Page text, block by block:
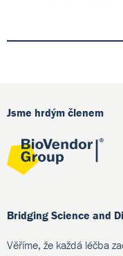
Jsme hrdým členem
Bridging Science and
Věříme, že každá léčba